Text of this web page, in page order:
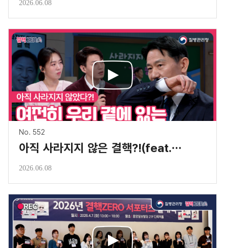
2026.06.08
No. 552
아직 사라지지 않은 결핵?!(feat.심태선 교수)
2026.06.08